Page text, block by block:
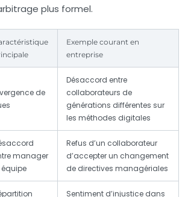
plus formel.
Exemple courant en
entreprise
de
Désaccord entre
collaborateurs de
générations différentes sur
les méthodes digitales
manager
équipe
Refus d’un collaborateur
d’accepter un changement
de directives managériales
Sentiment d’injustice dans